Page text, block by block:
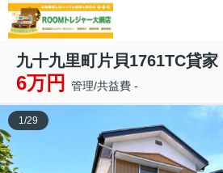
九十九里町片貝1761TC貸家
6万円 管理/共益費 -
1/29